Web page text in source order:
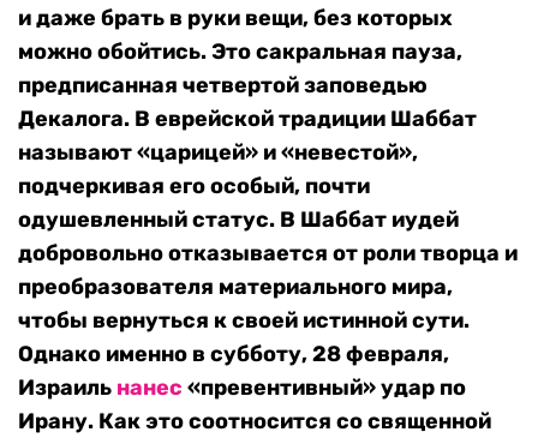
и даже брать в руки вещи, без которых
можно обойтись. Это сакральная пауза,
предписанная четвертой заповедью
Декалога. В еврейской традиции Шаббат
называют «царицей» и «невестой»,
подчеркивая его особый, почти
одушевленный статус. В Шаббат иудей
добровольно отказывается от роли творца и
преобразователя материального мира,
чтобы вернуться к своей истинной сути.
Однако именно в субботу, 28 февраля,
Израиль нанес «превентивный» удар по
Ирану. Как это соотносится со священной